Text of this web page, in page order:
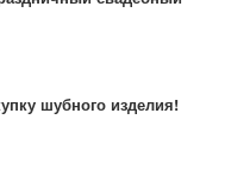
шубного изделия!